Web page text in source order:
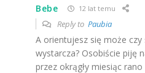
Bebe 12 lat temu
Reply to Paubia
A orientujesz się może
wystarcza? Osobiście piję
przez okrągły miesiąc